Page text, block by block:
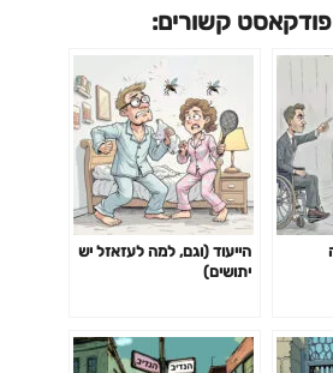
קשורים:
הייעוד (וגם, למה לעזאזל יש
יתושים)